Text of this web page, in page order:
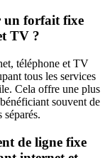
un forfait fixe
TV ?
téléphone et TV
tous les services
Cela offre une plus
souvent de
de ligne fixe